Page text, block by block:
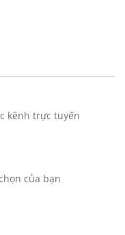
kênh trực tuyến
của bạn